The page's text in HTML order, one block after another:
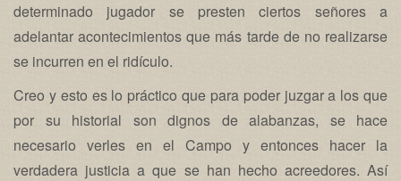
determinado jugador se presten ciertos señores a
adelantar acontecimientos que más tarde de no realizarse
se incurren en el ridículo.
Creo y esto es lo práctico que para poder juzgar a los que
por su historial son dignos de alabanzas, se hace
necesario verles en el Campo y entonces hacer la
verdadera justicia a que se han hecho acreedores. Así